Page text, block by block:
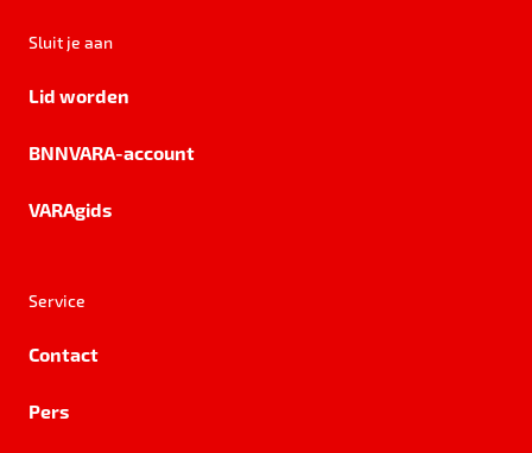
Sluit je aan
Lid worden
BNNVARA-account
VARAgids
Service
Contact
Pers